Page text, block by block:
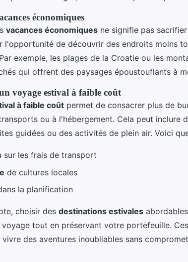
économiques
vacances économiques ne signifie pas
l'opportunité de découvrir des endroits moins
exemple, les plages de la Croatie ou les
qui offrent des paysages époustouflants à
voyage estival à faible coût
à faible coût permet de consacrer plus de
ou à l'hébergement. Cela peut inclure
guidées ou des activités de plein air. Voici
sur les frais de transport
de cultures locales
la planification
choisir des destinations estivales
voyage tout en préservant votre portefeuille.
des aventures inoubliables sans